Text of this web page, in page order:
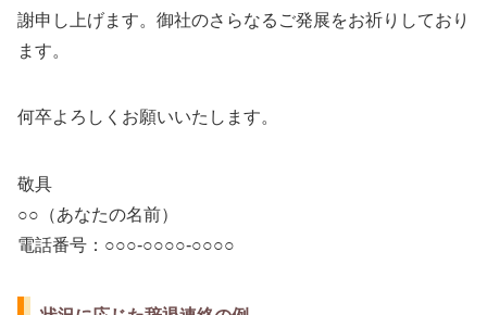
謝申し上げます。御社のさらなるご発展をお祈りしており
ます。
何卒よろしくお願いいたします。
敬具
○○（あなたの名前）
電話番号：○○○-○○○○-○○○○